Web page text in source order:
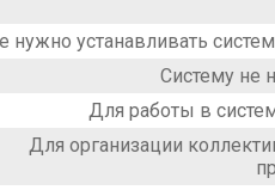
нужно устанавливать
Систему не
Для работы в
Для организации